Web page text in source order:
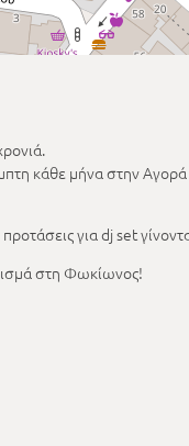
κάθε μήνα στην
για dj set
στη Φωκίωνος!